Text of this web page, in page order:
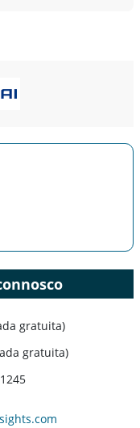
gratuita)
gratuita)